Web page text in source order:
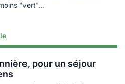
"vert"...
pour un séjour